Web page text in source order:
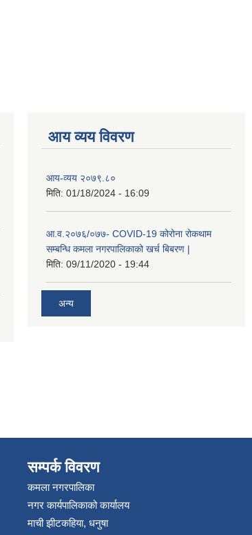
आय व्यय विवरण
आय-व्यय २०७९.८०
मिति: 01/18/2024 - 16:09
आ.व.२०७६/०७७- COVID-19 कोरोना रोकथाम
सम्बन्धि कमला नगरपालिकाको खर्च बिबरण |
मिति: 09/11/2020 - 19:44
अन्य
सम्पर्क विवरण
कमला नगरपालिका
नगर कार्यपालिकाको कार्यालय
माची झीटकहिया, धनुषा